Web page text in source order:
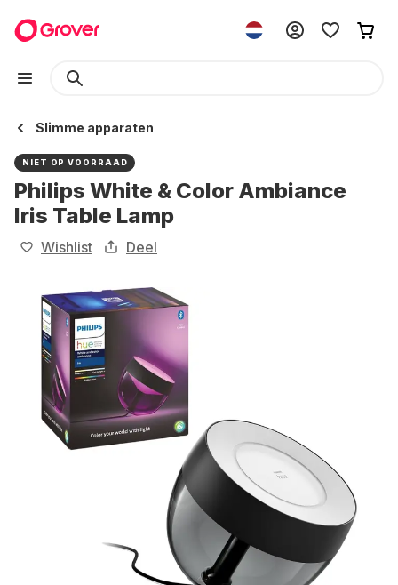
Slimme apparaten
NIET OP VOORRAAD
Philips White & Color Ambiance
Iris Table Lamp
Wishlist Deel